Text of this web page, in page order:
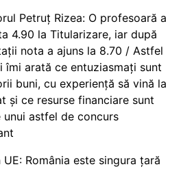
Petruț Rizea: O profesoară a
4.90 la Titularizare, iar după
nota a ajuns la 8.70 / Astfel
îmi arată ce entuziasmați sunt
buni, cu experiență să vină la
și ce resurse financiare sunt
unui astfel de concurs
UE: România este singura țară